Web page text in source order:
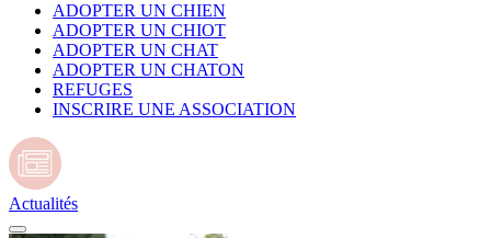
ADOPTER UN CHIEN
ADOPTER UN CHIOT
ADOPTER UN CHAT
ADOPTER UN CHATON
REFUGES
INSCRIRE UNE ASSOCIATION
Actualités